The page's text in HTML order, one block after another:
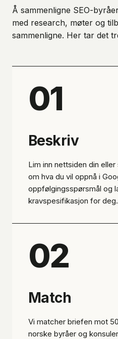
Å sammenligne SEO-
med research, møter og
sammenligne. Her tar det
01
Beskriv
Lim inn nettsiden din
om hva du vil oppnå i
oppfølgingsspørsmål og
kravspesifikasjon for deg.
02
Match
Vi matcher briefen mot
norske byråer og